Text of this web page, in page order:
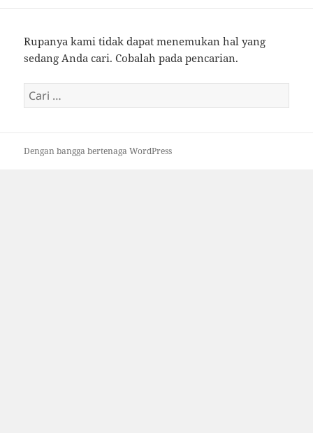
Rupanya kami tidak dapat menemukan hal yang
sedang Anda cari. Cobalah pada pencarian.
Cari
untuk:
Dengan bangga bertenaga WordPress